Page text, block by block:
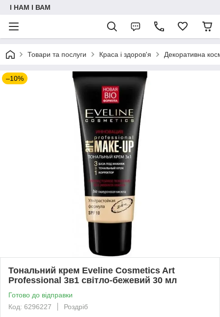
I НАМ I ВАМ
Товари та послуги Краса і здоров'я Декоративна
–10%
Тональний крем Eveline Cosmetics Art
Professional 3в1 світло-бежевий 30 мл
Готово до відправки
Код: 6296227
Роздріб